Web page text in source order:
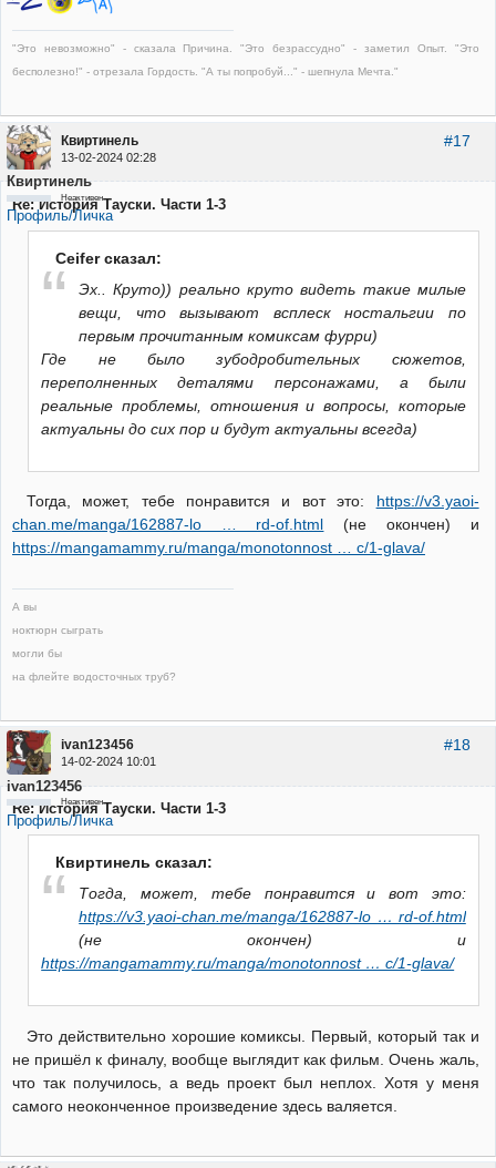
"Это невозможно" - сказала Причина. "Это безрассудно" - заметил Опыт. "Это
бесполезно!" - отрезала Гордость. "А ты попробуй..." - шепнула Мечта."
#17
Квиртинель
13-02-2024 02:28
Квиртинель
Неактивен
Профиль/Личка
Re: История Тауски. Части 1-3
Ceifer сказал:
Эх.. Круто)) реально круто видеть такие милые
вещи, что вызывают всплеск ностальгии по
первым прочитанным комиксам фурри)
Где не было зубодробительных сюжетов,
переполненных деталями персонажами, а были
реальные проблемы, отношения и вопросы, которые
актуальны до сих пор и будут актуальны всегда)
Тогда, может, тебе понравится и вот это: https://v3.yaoi-
chan.me/manga/162887-lo … rd-of.html (не окончен) и
https://mangamammy.ru/manga/monotonnost … c/1-glava/
А вы
ноктюрн сыграть
могли бы
на флейте водосточных труб?
#18
ivan123456
14-02-2024 10:01
ivan123456
Неактивен
Профиль/Личка
Re: История Тауски. Части 1-3
Квиртинель сказал:
Тогда, может, тебе понравится и вот это:
https://v3.yaoi-chan.me/manga/162887-lo … rd-of.html
(не окончен) и
https://mangamammy.ru/manga/monotonnost … c/1-glava/
Это действительно хорошие комиксы. Первый, который так и
не пришёл к финалу, вообще выглядит как фильм. Очень жаль,
что так получилось, а ведь проект был неплох. Хотя у меня
самого неоконченное произведение здесь валяется.